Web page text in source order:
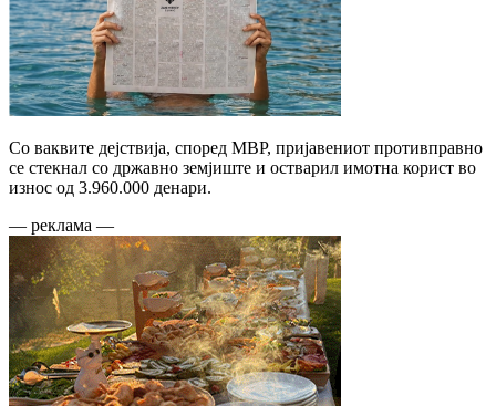
Со ваквите дејствија, според МВР, пријавениот противправно
се стекнал со државно земјиште и остварил имотна корист во
износ од 3.960.000 денари.
— реклама —